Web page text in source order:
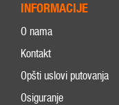
INFORMACIJE
O nama
Kontakt
Opšti uslovi putovanja
Osiguranje